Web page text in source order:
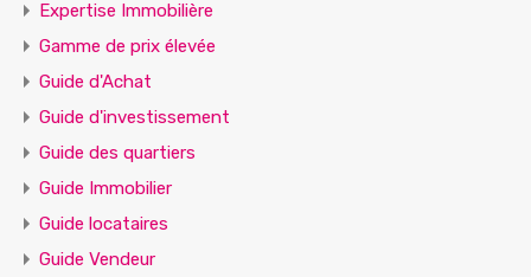
Expertise Immobilière
Gamme de prix élevée
Guide d'Achat
Guide d'investissement
Guide des quartiers
Guide Immobilier
Guide locataires
Guide Vendeur